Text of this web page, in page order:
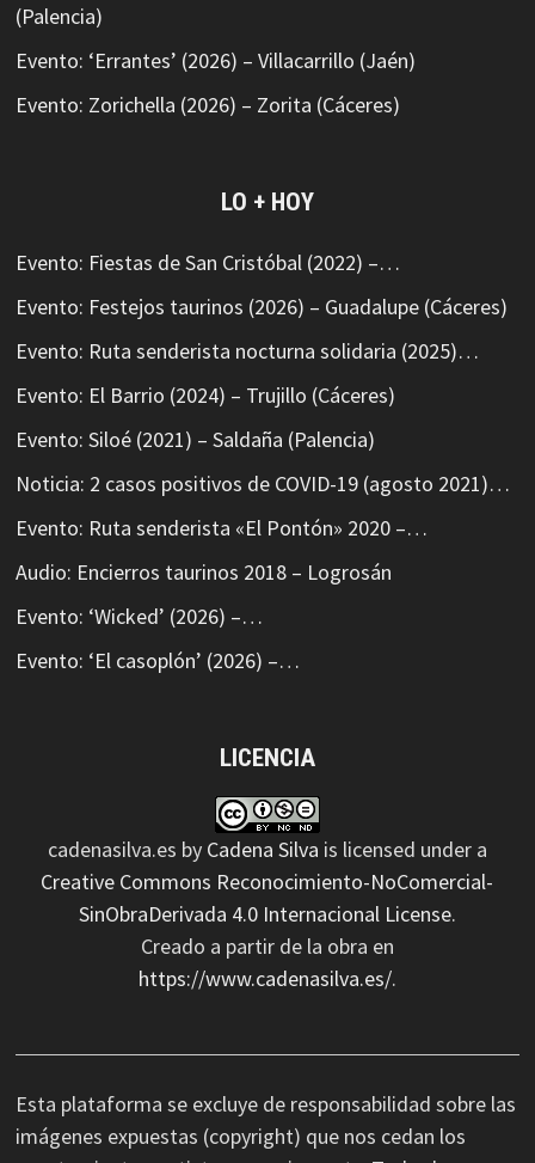
(Palencia)
Evento: ‘Errantes’ (2026) – Villacarrillo (Jaén)
Evento: Zorichella (2026) – Zorita (Cáceres)
LO + HOY
Evento: Fiestas de San Cristóbal (2022) –…
Evento: Festejos taurinos (2026) – Guadalupe (Cáceres)
Evento: Ruta senderista nocturna solidaria (2025)…
Evento: El Barrio (2024) – Trujillo (Cáceres)
Evento: Siloé (2021) – Saldaña (Palencia)
Noticia: 2 casos positivos de COVID-19 (agosto 2021)…
Evento: Ruta senderista «El Pontón» 2020 –…
Audio: Encierros taurinos 2018 – Logrosán
Evento: ‘Wicked’ (2026) –…
Evento: ‘El casoplón’ (2026) –…
LICENCIA
cadenasilva.es by Cadena Silva is licensed under a
Creative Commons Reconocimiento-NoComercial-
SinObraDerivada 4.0 Internacional License.
Creado a partir de la obra en
https://www.cadenasilva.es/.
Esta plataforma se excluye de responsabilidad sobre las
imágenes expuestas (copyright) que nos cedan los